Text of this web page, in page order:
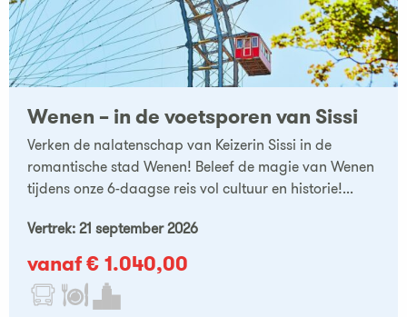
Wenen – in de voetsporen van Sissi
Verken de nalatenschap van Keizerin Sissi in de
romantische stad Wenen! Beleef de magie van Wenen
tijdens onze 6-daagse reis vol cultuur en historie!...
Vertrek: 21 september 2026
vanaf € 1.040,00